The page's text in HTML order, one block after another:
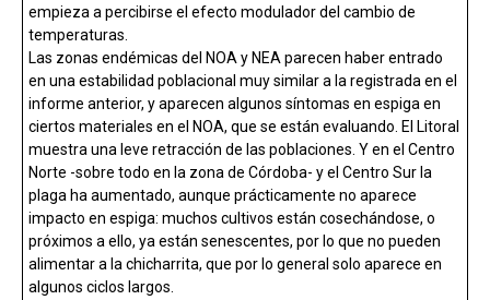
empieza a percibirse el efecto modulador del cambio de
temperaturas.
Las zonas endémicas del NOA y NEA parecen haber entrado
en una estabilidad poblacional muy similar a la registrada en el
informe anterior, y aparecen algunos síntomas en espiga en
ciertos materiales en el NOA, que se están evaluando. El Litoral
muestra una leve retracción de las poblaciones. Y en el Centro
Norte -sobre todo en la zona de Córdoba- y el Centro Sur la
plaga ha aumentado, aunque prácticamente no aparece
impacto en espiga: muchos cultivos están cosechándose, o
próximos a ello, ya están senescentes, por lo que no pueden
alimentar a la chicharrita, que por lo general solo aparece en
algunos ciclos largos.